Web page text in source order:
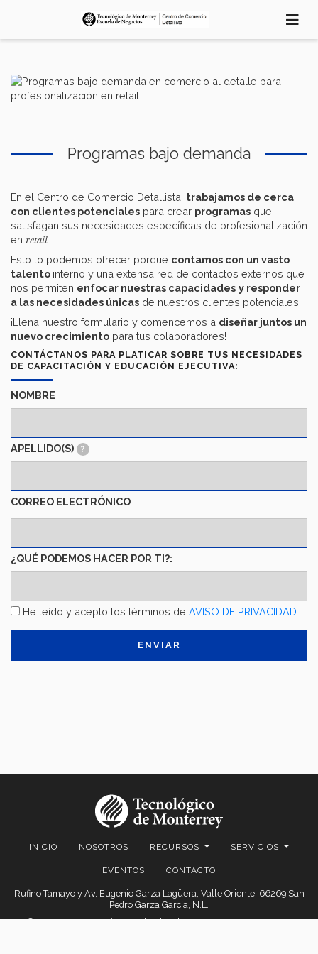
Programas bajo demanda
En el Centro de Comercio Detallista, trabajamos de cerca
con clientes potenciales para crear programas que
satisfagan sus necesidades específicas de profesionalización
en retail
Esto lo podemos ofrecer porque contamos con un vasto
talento interno y una extensa red de contactos externos que
nos permiten enfocar nuestras capacidades y responder
a las necesidades únicas de nuestros clientes potenciales.
¡Llena nuestro formulario y comencemos a diseñar juntos un
nuevo crecimiento para tus colaboradores!
CONTÁCTANOS PARA PLATICAR SOBRE TUS NECESIDADES
DE CAPACITACIÓN Y EDUCACIÓN EJECUTIVA:
NOMBRE
APELLIDO(S) ?
CORREO ELECTRÓNICO
¿QUÉ PODEMOS HACER POR TI?:
HEHe leído y acepto los términos de AVISO DE PRIVACIDAD
INICIO NOSOTROS RECURSOS SERVICIOS
EVENTOS CONTACTO
Rufino Tamayo y Av. Eugenio Garza Lagüera, Valle Oriente, 66269 San
Pedro Garza García, N.L.
© 2026. EGADE Business School, todos los derechos reservados.